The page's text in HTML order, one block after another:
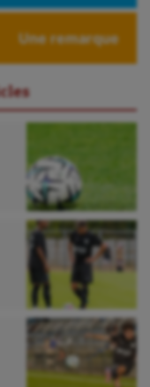
Une remarque